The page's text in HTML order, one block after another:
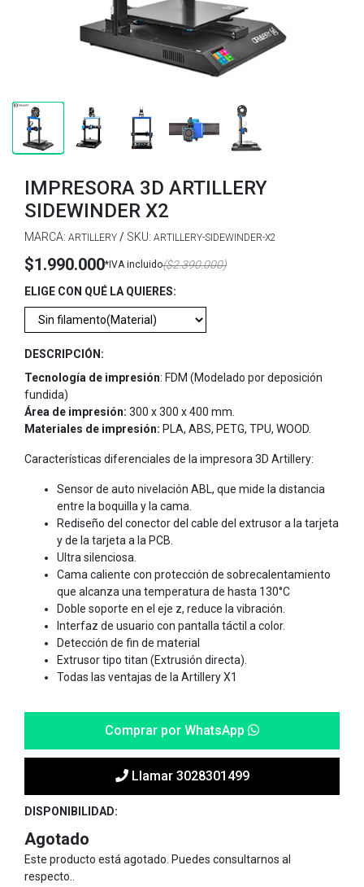
IMPRESORA 3D ARTILLERY
SIDEWINDER X2
MARCA: ARTILLERY / SKU: ARTILLERY-SIDEWINDER-X2
$1.990.000*IVA incluido($2.390.000)
ELIGE CON QUÉ LA QUIERES:
DESCRIPCIÓN:
Tecnología de impresión: FDM (Modelado por deposición
fundida)
Área de impresión: 300 x 300 x 400 mm.
Materiales de impresión: PLA, ABS, PETG, TPU, WOOD.
Características diferenciales de la impresora 3D Artillery:
Sensor de auto nivelación ABL, que mide la distancia
entre la boquilla y la cama.
Rediseño del conector del cable del extrusor a la tarjeta
y de la tarjeta a la PCB.
Ultra silenciosa.
Cama caliente con protección de sobrecalentamiento
que alcanza una temperatura de hasta 130°C
Doble soporte en el eje z, reduce la vibración.
Interfaz de usuario con pantalla táctil a color.
Detección de fin de material
Extrusor tipo titan (Extrusión directa).
Todas las ventajas de la Artillery X1
Comprar por WhatsApp
Llamar 3028301499
DISPONIBILIDAD:
Agotado
Este producto está agotado. Puedes consultarnos al
respecto..